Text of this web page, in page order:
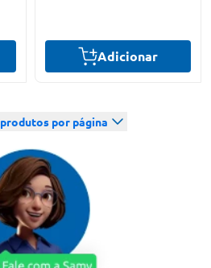
Adicionar
produtos por página